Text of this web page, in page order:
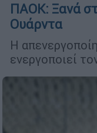
ΠΑΟΚ: Ξανά
Ουάρντα
Η
ενεργοποιεί